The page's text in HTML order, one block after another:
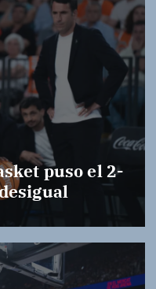
puso el 2-